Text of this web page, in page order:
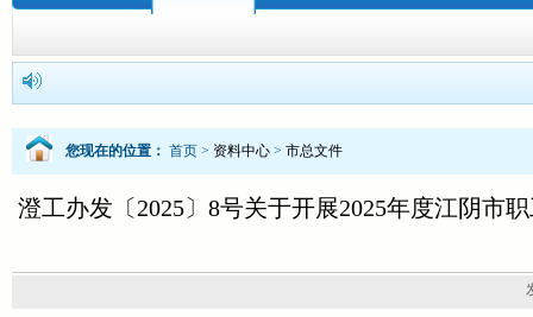
您现在的位置： 首页 > 资料中心 > 市总文件
澄工办发〔2025〕8号关于开展2025年度江阴市